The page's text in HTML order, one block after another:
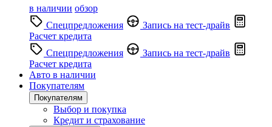
в наличии обзор
Спецпредложения
Запись на тест-драйв
Расчет кредита
Спецпредложения
Запись на тест-драйв
Расчет кредита
Авто в наличии
Покупателям
Покупателям
Выбор и покупка
Кредит и страхование